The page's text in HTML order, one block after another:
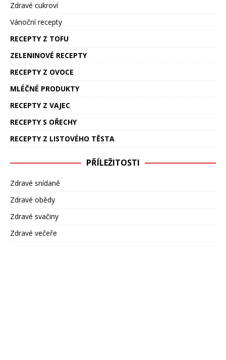
Zdravé cukroví
Vánoční recepty
RECEPTY Z TOFU
ZELENINOVÉ RECEPTY
RECEPTY Z OVOCE
MLÉČNÉ PRODUKTY
RECEPTY Z VAJEC
RECEPTY S OŘECHY
RECEPTY Z LISTOVÉHO TĚSTA
PŘÍLEŽITOSTI
Zdravé snídaně
Zdravé obědy
Zdravé svačiny
Zdravé večeře